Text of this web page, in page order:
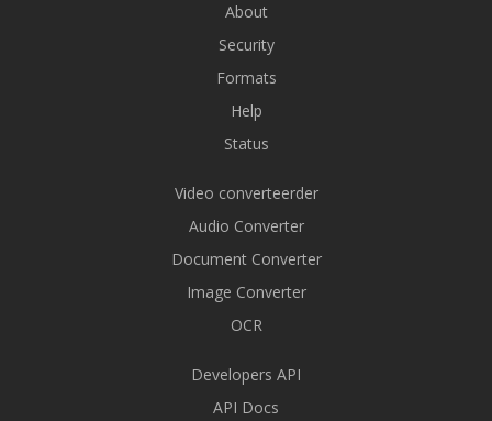
About
Security
Formats
Help
Status
Video converteerder
Audio Converter
Document Converter
Image Converter
OCR
Developers API
API Docs